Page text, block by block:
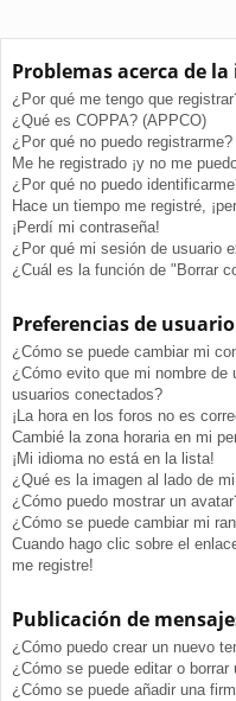
Problemas acerca de
¿Por qué me tengo que
¿Qué es COPPA? (APPCO)
¿Por qué no puedo registrarme?
Me he registrado ¡y no me
¿Por qué no puedo
Hace un tiempo me registré,
¡Perdí mi contraseña!
¿Por qué mi sesión de usuario
¿Cuál es la función de "Borrar
Preferencias de
¿Cómo se puede cambiar mi
¿Cómo evito que mi nombre
usuarios conectados?
¡La hora en los foros no es
Cambié la zona horaria en mi
¡Mi idioma no está en la lista!
¿Qué es la imagen al lado de
¿Cómo puedo mostrar un
¿Cómo se puede cambiar mi
Cuando hago clic sobre el
me registre!
Publicación de
¿Cómo puedo crear un nuevo
¿Cómo se puede editar o borrar
¿Cómo se puede añadir una